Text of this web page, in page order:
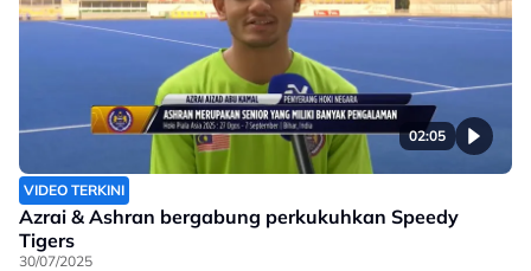
02:05
VIDEO TERKINI
Azrai & Ashran bergabung perkukuhkan Speedy
Tigers
30/07/2025